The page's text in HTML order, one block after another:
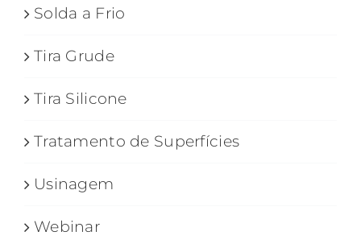
Solda a Frio
Tira Grude
Tira Silicone
Tratamento de Superfícies
Usinagem
Webinar